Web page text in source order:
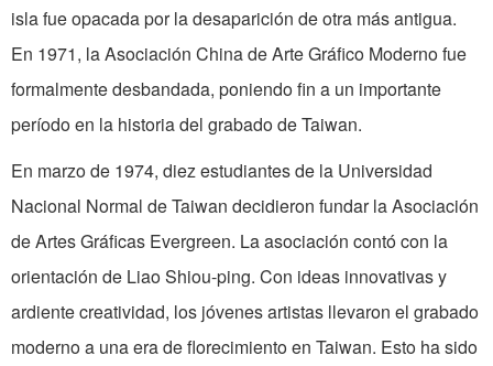
isla fue opacada por la desaparición de otra más antigua.
En 1971, la Asociación China de Arte Gráfico Moderno fue
formalmente desbandada, poniendo fin a un importante
período en la historia del grabado de Taiwan.
En marzo de 1974, diez estudiantes de la Universidad
Nacional Normal de Taiwan decidieron fundar la Asociación
de Artes Gráficas Evergreen. La asociación contó con la
orientación de Liao Shiou-ping. Con ideas innovativas y
ardiente creatividad, los jóvenes artistas llevaron el grabado
moderno a una era de florecimiento en Taiwan. Esto ha sido